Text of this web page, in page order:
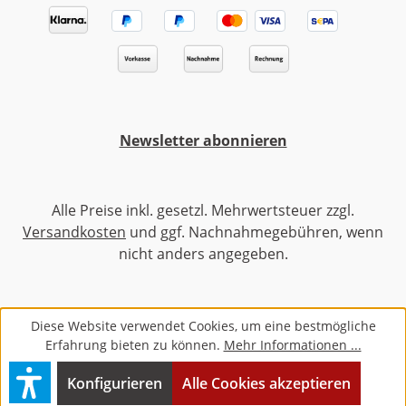
Newsletter abonnieren
Alle Preise inkl. gesetzl. Mehrwertsteuer zzgl.
Versandkosten und ggf. Nachnahmegebühren, wenn
nicht anders angegeben.
Diese Website verwendet Cookies, um eine bestmögliche
Erfahrung bieten zu können. Mehr Informationen ...
Konfigurieren Alle Cookies akzeptieren